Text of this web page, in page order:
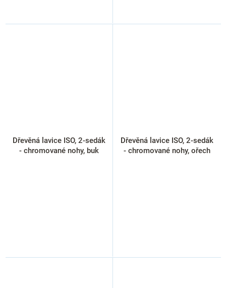
Dřevěná lavice ISO, 2-sedák
- chromované nohy, buk
Dřevěná lavice ISO, 2-sedák
- chromované nohy, ořech